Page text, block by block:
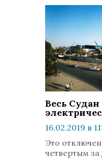
Весь Судан
16.02.2019 в
Это
четвертым за